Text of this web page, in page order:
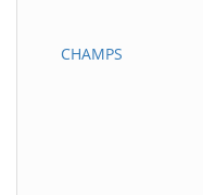
CHAMPS